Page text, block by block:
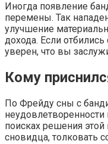
Иногда появление
перемены. Так
улучшение
дохода. Если
уверен, что вы
Кому
По Фрейду сны с
поисках решения
сновидца, толковать